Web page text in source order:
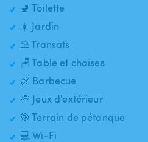
🚽 Toilette
☀️ Jardin
⛱️ Transats
🪑 Table et chaises
🍖 Barbecue
🥏 Jeux d'extérieur
🎯 Terrain de pétanque
💻 Wi-Fi